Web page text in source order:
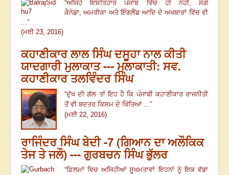
“ਅਜਿਹੇ ਇਸ਼ਤਿਹਾਰ ਪੰਜਾਬ ਵਿੱਚ ਹੀ ਨਹੀਂ, ਸਗੋਂ
ਕੈਨੇਡਾ,ਅਮਰੀਕਾ ਅਤੇ ਇੰਗਲੈਂਡ ਆਦਿ ਦੇ ਅਖਬਾਰਾਂ ਵਿੱਚ ਵੀ
...”
(ਮਈ 23, 2016)
ਕਹਾਣੀਕਾਰ ਲਾਲ ਸਿੰਘ ਦਸੂਹਾ ਨਾਲ ਕੀਤੀ
ਯਾਦਗਾਰੀ ਮੁਲਾਕਾਤ --- ਮੁਲਾਕਾਤੀ: ਸਵ.
ਕਹਾਣੀਕਾਰ ਤਲਵਿੰਦਰ ਸਿੰਘ
“ਦੁੱਖ ਦੀ ਗੱਲ ਤਾਂ ਇਹ ਹੈ ਕਿ ਪੰਜਾਬੀ ਕਹਾਣੀਕਾਰ ਰਾਜਨੀਤੀ
ਤੋਂ ਵੀ ਬਦਤਰ ਕਿਸਮ ਦੇ ਖਿੱਤਿਆਂ ...”
(ਮਈ 22, 2016)
ਰਾਜਿੰਦਰ ਸਿੰਘ ਬੇਦੀ -7 (ਗਿਆਨ ਦਾ ਅਲੌਕਿਕ
ਤੇਜ ਤੇ ਜਲੌ) --- ਗੁਰਬਚਨ ਸਿੰਘ ਭੁੱਲਰ
“ਫ਼ਿਲਮਾਂ ਵਿਚ ਅਜਿਹੀਆਂ ਸੂਖਮਤਾਵਾਂ ਇਹਨਾਂ ਨੂੰ ਇਕ ਵੱਡਾ